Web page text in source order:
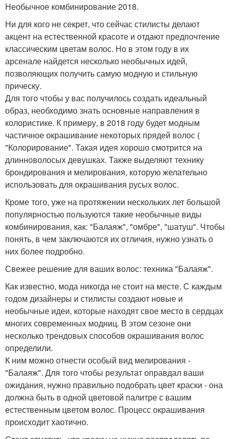
Необычное комбинирование 2018.
Ни для кого не секрет, что сейчас стилисты делают
акцент на естественной красоте и отдают предпочтение
классическим цветам волос. Но в этом году в их
арсенале найдется несколько необычных идей,
позволяющих получить самую модную и стильную
прическу.
Для того чтобы у вас получилось создать идеальный
образ, необходимо знать основные направления в
колористике. К примеру, в 2018 году будет модным
частичное окрашивание некоторых прядей волос (
"Колорирование". Такая идея хорошо смотрится на
длинноволосых девушках. Также выделяют технику
брондирования и мелирования, которую желательно
использовать для окрашивания русых волос.
Кроме того, уже на протяжении нескольких лет большой
популярностью пользуются такие необычные виды
комбинирования, как: "Балаяж", "омбре", "шатуш". Чтобы
понять, в чем заключаются их отличия, нужно узнать о
них более подробно.
Свежее решение для ваших волос: техника "Балаяж".
Как известно, мода никогда не стоит на месте. С каждым
годом дизайнеры и стилисты создают новые и
необычные идеи, которые находят свое место в сердцах
многих современных модниц. В этом сезоне они
несколько трендовых способов окрашивания волос
определили.
К ним можно отнести особый вид мелирования -
"Балаяж". Для того чтобы результат оправдал ваши
ожидания, нужно правильно подобрать цвет краски - она
должна быть в одной цветовой палитре с вашим
естественным цветом волос. Процесс окрашивания
происходит хаотично.